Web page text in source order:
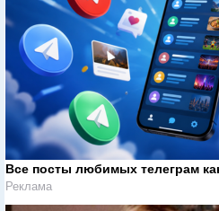
Все посты любимых телеграм
Реклама